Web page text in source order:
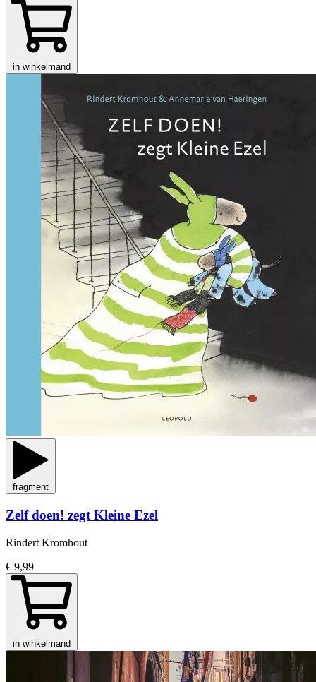
in winkelmand
fragment
Zelf doen! zegt Kleine Ezel
Rindert Kromhout
€ 9,99
in winkelmand